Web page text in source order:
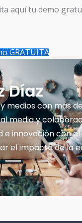
aquí tu demo
GRATUITA
Díaz
medios con más
media y
innovación con
el impacto de la